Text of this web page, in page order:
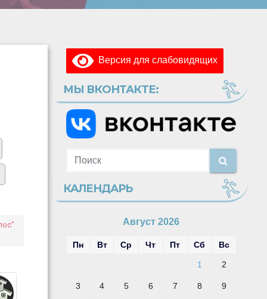
Версия для слабовидящих
МЫ ВКОНТАКТЕ:
КАЛЕНДАРЬ
Август 2026
Пн Вт Ср Чт Пт Сб Вс
1 2
3 4 5 6 7 8 9